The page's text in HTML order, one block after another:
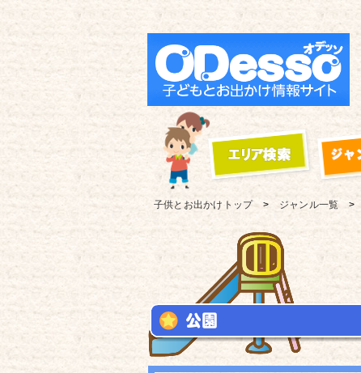
子供とお出かけ トップ ジャンル一覧